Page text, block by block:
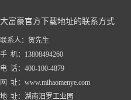
大富豪官方下载地址的联系方式
联系人：贺先生
手 机：13808494260
电 话：400-100-4879
网 址：www.mihaomenye.com
地 址：湖南汨罗工业园